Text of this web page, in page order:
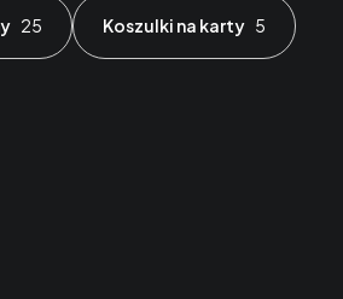
25 Koszulki na karty 5